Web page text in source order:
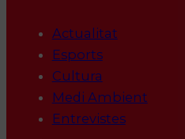
Actualitat
Esports
Cultura
Medi Ambient
Entrevistes